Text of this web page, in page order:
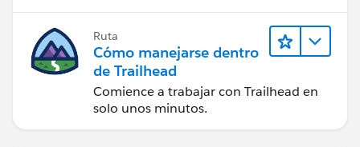
Ruta
Cómo manejarse dentro
de Trailhead
Comience a trabajar con Trailhead en
solo unos minutos.